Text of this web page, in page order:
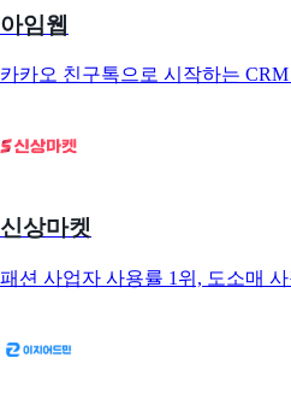
아임웹
카카오 친구톡으로 시작하는
신상마켓
패션 사업자 사용률 1위, 도소매